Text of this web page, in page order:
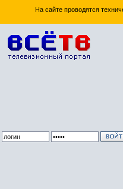
На сайте проводятся